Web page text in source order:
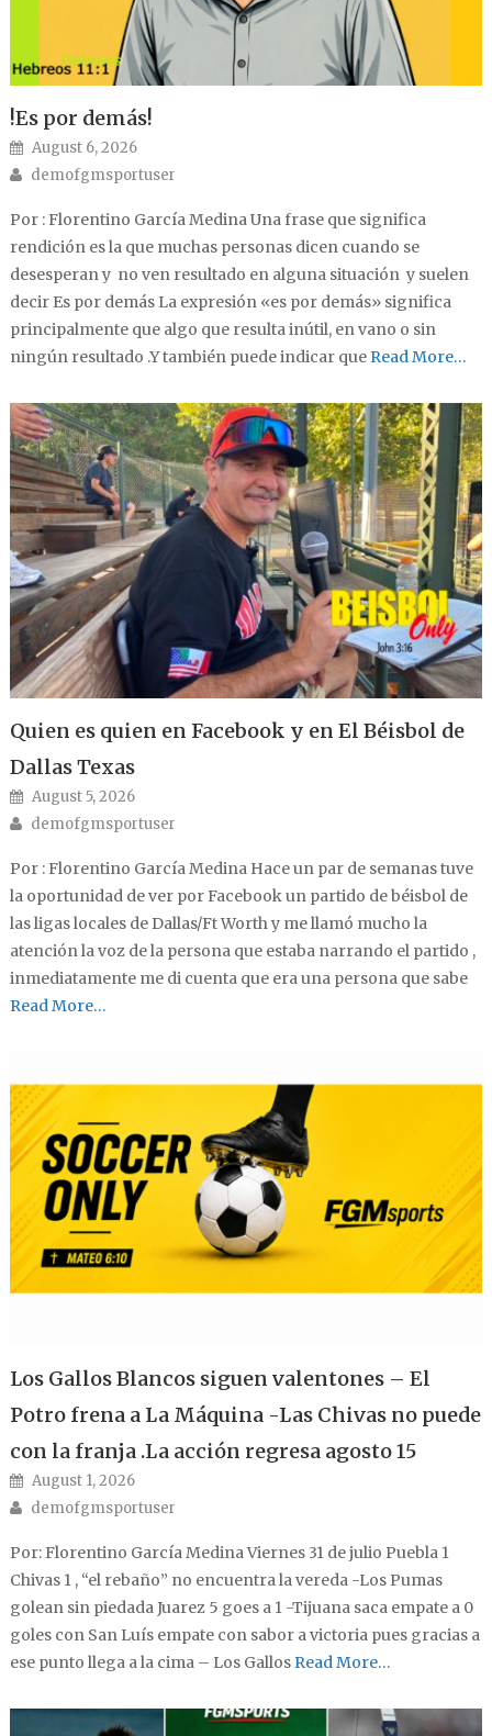
!Es por demás!
Posted on
August 6, 2026
Author
demofgmsportuser
Por : Florentino García Medina Una frase que significa
rendición es la que muchas personas dicen cuando se
desesperan y no ven resultado en alguna situación y suelen
decir Es por demás La expresión «es por demás» significa
principalmente que algo que resulta inútil, en vano o sin
ningún resultado .Y también puede indicar queRead More…
Quien es quien en Facebook y en El Béisbol de
Dallas Texas
Posted on
August 5, 2026
Author
demofgmsportuser
Por : Florentino García Medina Hace un par de semanas tuve
la oportunidad de ver por Facebook un partido de béisbol de
las ligas locales de Dallas/Ft Worth y me llamó mucho la
atención la voz de la persona que estaba narrando el partido ,
inmediatamente me di cuenta que era una persona que sabe
Read More…
Los Gallos Blancos siguen valentones – El
Potro frena a La Máquina -Las Chivas no puede
con la franja .La acción regresa agosto 15
Posted on
August 1, 2026
Author
demofgmsportuser
Por: Florentino García Medina Viernes 31 de julio Puebla 1
Chivas 1 , “el rebaño” no encuentra la vereda -Los Pumas
golean sin piedada Juarez 5 goes a 1 -Tijuana saca empate a 0
goles con San Luís empate con sabor a victoria pues gracias a
ese punto llega a la cima – Los GallosRead More…